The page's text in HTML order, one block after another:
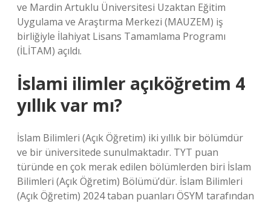
ve Mardin Artuklu Üniversitesi Uzaktan Eğitim
Uygulama ve Araştırma Merkezi (MAUZEM) iş
birliğiyle İlahiyat Lisans Tamamlama Programı
(İLİTAM) açıldı.
İslami ilimler açıköğretim 4
yıllık var mı?
İslam Bilimleri (Açık Öğretim) iki yıllık bir bölümdür
ve bir üniversitede sunulmaktadır. TYT puan
türünde en çok merak edilen bölümlerden biri İslam
Bilimleri (Açık Öğretim) Bölümü’dür. İslam Bilimleri
(Açık Öğretim) 2024 taban puanları ÖSYM tarafından